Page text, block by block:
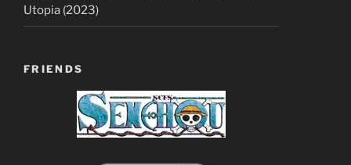
Utopia (2023)
FRIENDS